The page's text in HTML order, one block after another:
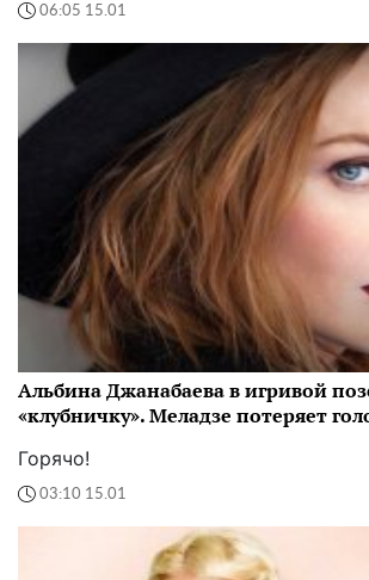
06:05 15.01
Альбина Джанабаева в игривой
«клубничку». Меладзе потеряет
Горячо!
03:10 15.01